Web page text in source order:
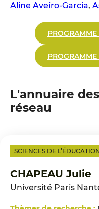
Aline Aveiro-Garcia,
PROGRAMME
L'annuaire
réseau
SCIENCES DE
CHAPEAU Julie
Université Paris